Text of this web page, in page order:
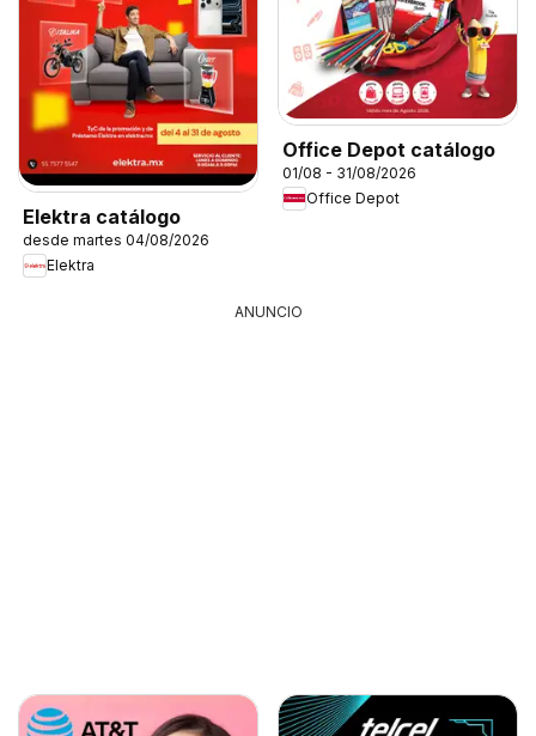
Elektra catálogo
desde martes 04/08/2026
Elektra
Office Depot catálogo
01/08 - 31/08/2026
Office Depot
ANUNCIO